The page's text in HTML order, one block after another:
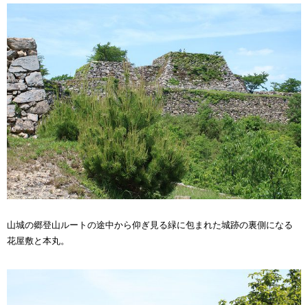
山城の郷登山ルートの途中から仰ぎ見る緑に包まれた城跡の裏側になる
花屋敷と本丸。